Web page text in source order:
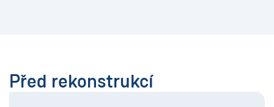
Před rekonstrukcí